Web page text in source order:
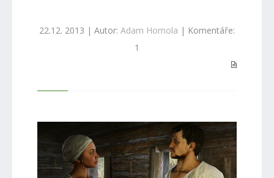
22.12. 2013 | Autor: Adam Homola | Komentáře:
1